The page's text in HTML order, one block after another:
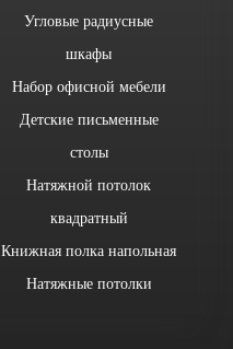
Угловые радиусные
шкафы
Набор офисной мебели
Детские письменные
столы
Натяжной потолок
квадратный
Книжная полка напольная
Натяжные потолки